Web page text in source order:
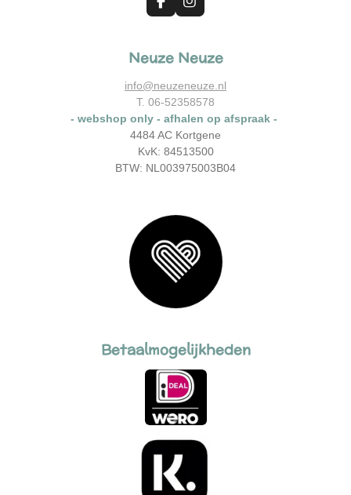
F
a
b
o
k
I
n
a
r
a
m
Neuze Neuze
info@neuzeneuze.nl
T. 06-52358578
- webshop only - afhalen op afspraak -
4484 AC Kortgene
KvK: 84513500
BTW: NL003975003B04
Betaalmogelijkheden